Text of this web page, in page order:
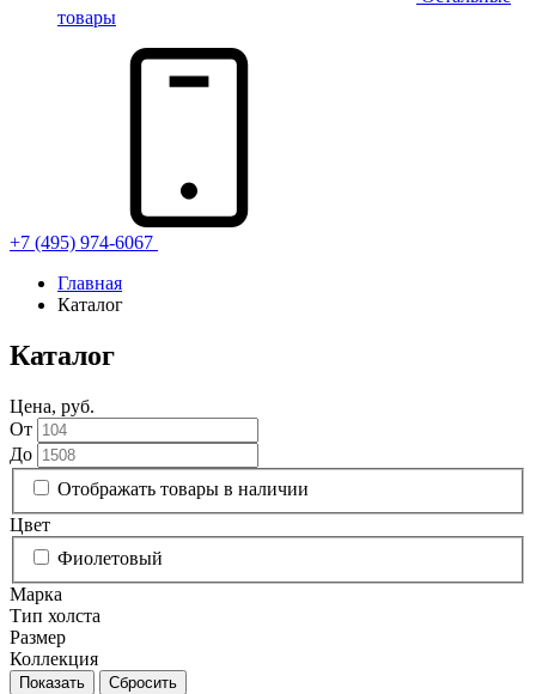
товары
+7 (495) 974-6067
Главная
Каталог
Каталог
Цена, руб.
От
До
Отображать товары в наличии
Цвет
Фиолетовый
Марка
Тип холста
Размер
Коллекция